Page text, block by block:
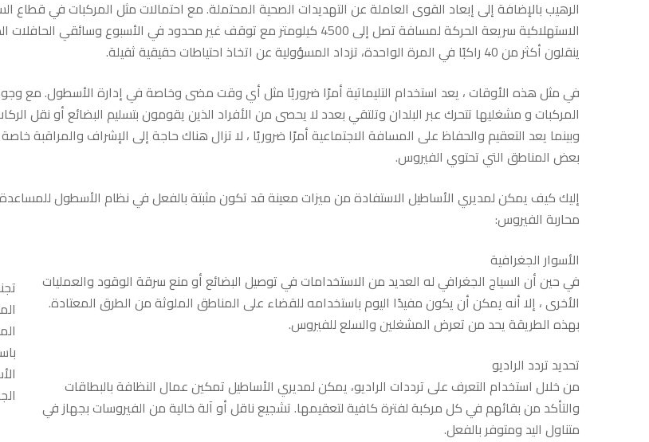
على
محمل
الجد
دون
المساومة
على
مشاريعهم
الرهيب بالإضافة إلى إبعاد القوى العاملة عن التهديدات الصحية المحتملة. مع احتمالات مثل المركبات في قطاع
الاستهلاكية سريعة الحركة لمسافة تصل إلى 4500 كيلومتر مع توقف غير محدود في الأسبوع وسائقي
ينقلون أكثر من 40 راكبًا في المرة الواحدة، تزداد المسؤولية عن اتخاذ احتياطات حقيقية ثقيلة.
في مثل هذه الأوقات ، يعد استخدام التليماتية أمرًا ضروريًا مثل أي وقت مضى وخاصة في إدارة الأسطول. مع
المركبات و مشغليها تتحرك عبر البلدان وتلتقي بعدد لا يحصى من الأفراد الذين يقومون بتسليم البضائع أو نقل
وبينما يعد التعقيم والحفاظ على المسافة الاجتماعية أمرًا ضروريًا ، لا تزال هناك حاجة إلى الإشراف والمراقبة
بعض المناطق التي تحتوي الفيروس.
إليك كيف يمكن لمديري الأساطيل الاستفادة من ميزات معينة قد تكون مثبتة بالفعل في نظام الأسطول
محاربة الفيروس:
الأسوار الجغرافية
في حين أن السياج الجغرافي له العديد من الاستخدامات في توصيل البضائع أو منع سرقة الوقود والعمليات
الأخرى ، إلا أنه يمكن أن يكون مفيدًا اليوم باستخدامه للقضاء على المناطق الملوثة من الطرق المعتادة.
بهذه الطريقة يحد من تعرض المشغلين والسلع للفيروس.
تحديد تردد الراديو
من خلال استخدام التعرف على ترددات الراديو، يمكن لمديري الأساطيل تمكين عمال النظافة بالبطاقات
والتأكد من بقائهم في كل مركبة لفترة كافية لتعقيمها. تشجيع ناقل أو آلة خالية من الفيروسات بجهاز في
متناول اليد ومتوفر بالفعل.